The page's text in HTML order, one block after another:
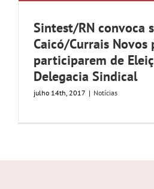
Sintest/RN convoca
Caicó/Currais Novos
participarem de
Delegacia Sindical
julho 14th, 2017 | Notícias